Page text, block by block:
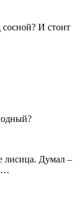
сосной? И стоит
лисица. Думал –